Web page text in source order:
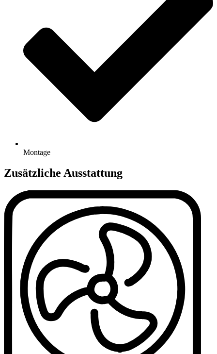
Montage
Zusätzliche Ausstattung